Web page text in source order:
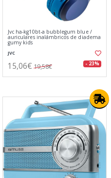
Jvc ha-kg10bt-a bubblegum blue /
auriculares inalámbricos de diadema
gumy kids
JVC
15,06€ 19,58€ - 23%